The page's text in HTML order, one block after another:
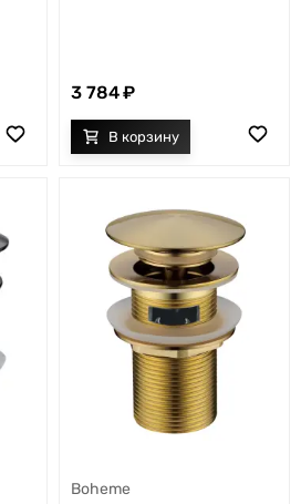
3 784
Boheme